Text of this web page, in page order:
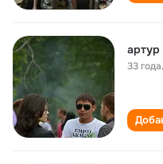
артур
33 года,